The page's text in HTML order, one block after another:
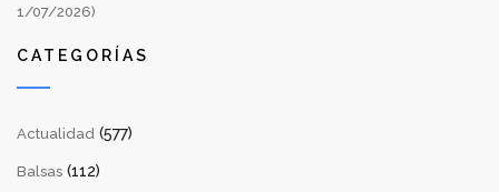
1/07/2026)
CATEGORÍAS
Actualidad (577)
Balsas (112)